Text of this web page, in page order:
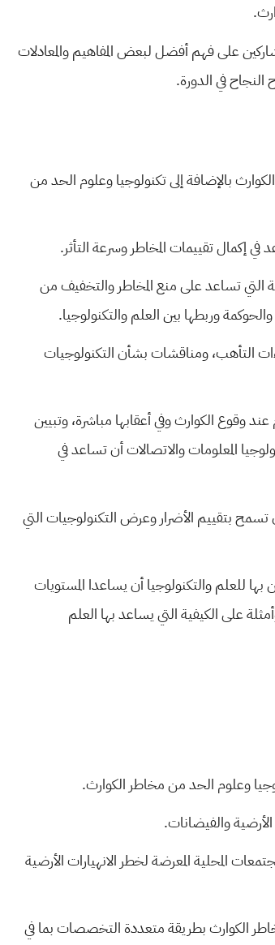
على فهم أفضل لبعض المفاهيم والمعادلات
في الدورة.
بالإضافة إلى تكنولوجيا وعلوم الحد من
إكمال تقييمات المخاطر وسرعة التأثر.
التي تساعد على منع المخاطر والتخفيف من
وربطها بين العلم والتكنولوجيا.
التأهب، ومناقشات بشأن التكنولوجيات
وقوع الكوارث وفي أعقابها مباشرة، وتبيين
المعلومات والاتصالات أن تساعد في
بتقييم الأضرار وعرض التكنولوجيات التي
للعلم والتكنولوجيا أن يساعدا المستويات
على الكيفية التي يساعد بها العلم
وعلوم الحد من مخاطر الكوارث.
والفيضانات.
المحلية المعرضة لخطر الانهيارات الأرضية
الكوارث بطريقة متعددة التخصصات بما في